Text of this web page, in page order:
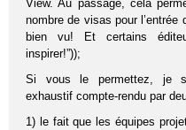
View. Au passage, cela
nombre de visas pour l’entrée
bien vu! Et certains
inspirer!”));
Si vous le permettez, je
exhaustif compte-rendu par
1) le fait que les équipes